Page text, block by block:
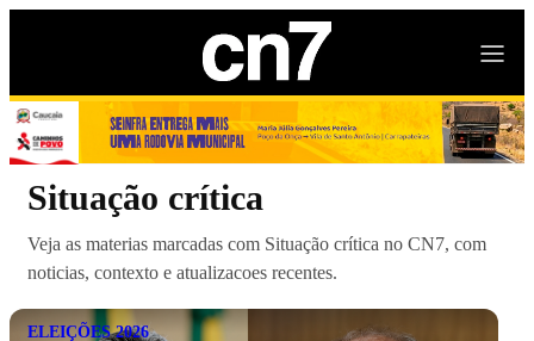
Situação crítica
Veja as materias marcadas com Situação crítica no CN7, com
noticias, contexto e atualizacoes recentes.
ELEIÇÕES 2026